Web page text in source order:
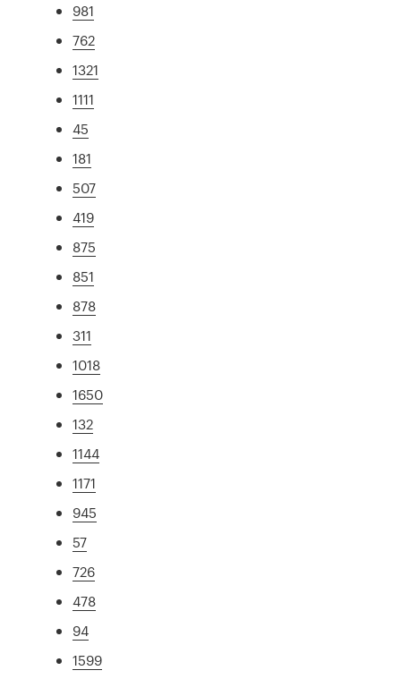
981
762
1321
1111
45
181
507
419
875
851
878
311
1018
1650
132
1144
1171
945
57
726
478
94
1599